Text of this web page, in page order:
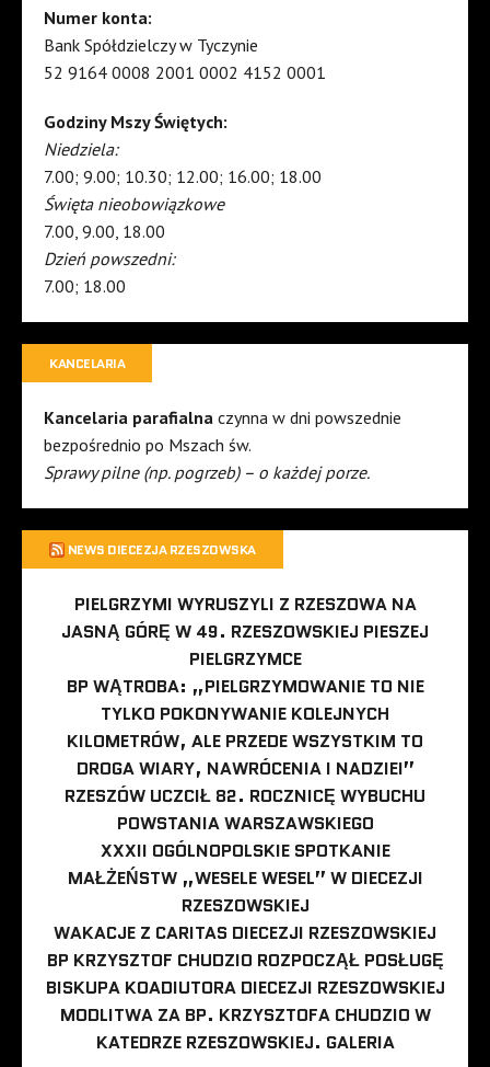
Numer konta:
Bank Spółdzielczy w Tyczynie
52 9164 0008 2001 0002 4152 0001
Godziny Mszy Świętych:
Niedziela:
7.00; 9.00; 10.30; 12.00; 16.00; 18.00
Święta nieobowiązkowe
7.00, 9.00, 18.00
Dzień powszedni:
7.00; 18.00
KANCELARIA
Kancelaria parafialna czynna w dni powszednie
bezpośrednio po Mszach św.
Sprawy pilne (np. pogrzeb) – o każdej porze.
NEWS DIECEZJA RZESZOWSKA
PIELGRZYMI WYRUSZYLI Z RZESZOWA NA
JASNĄ GÓRĘ W 49. RZESZOWSKIEJ PIESZEJ
PIELGRZYMCE
BP WĄTROBA: „PIELGRZYMOWANIE TO NIE
TYLKO POKONYWANIE KOLEJNYCH
KILOMETRÓW, ALE PRZEDE WSZYSTKIM TO
DROGA WIARY, NAWRÓCENIA I NADZIEI”
RZESZÓW UCZCIŁ 82. ROCZNICĘ WYBUCHU
POWSTANIA WARSZAWSKIEGO
XXXII OGÓLNOPOLSKIE SPOTKANIE
MAŁŻEŃSTW „WESELE WESEL” W DIECEZJI
RZESZOWSKIEJ
WAKACJE Z CARITAS DIECEZJI RZESZOWSKIEJ
BP KRZYSZTOF CHUDZIO ROZPOCZĄŁ POSŁUGĘ
BISKUPA KOADIUTORA DIECEZJI RZESZOWSKIEJ
MODLITWA ZA BP. KRZYSZTOFA CHUDZIO W
KATEDRZE RZESZOWSKIEJ. GALERIA